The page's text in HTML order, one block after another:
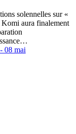
solennelles sur «
Komi aura finalement